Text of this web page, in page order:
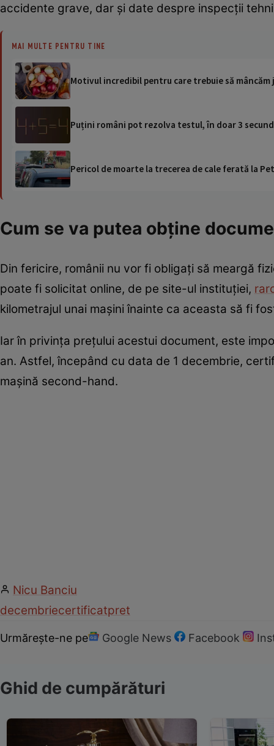
accidente grave, dar și date despre inspecții
MAI MULTE PENTRU TINE
Motivul incredibil pentru care trebuie să
Puțini români pot rezolva testul, în doar 3
Pericol de moarte la trecerea de cale ferată la
Cum se va putea obține
Din fericire, românii nu vor fi obligați să meargă
poate fi solicitat online, de pe site-ul instituției,
kilometrajul unai mașini înainte ca aceasta să fi
Iar în privința prețului acestui document, este
an. Astfel, începând cu data de 1 decembrie,
mașină second-hand.
Nicu Banciu
decembriecertificatpret
Urmărește-ne pe Google News Facebook
Ghid de cumpărături